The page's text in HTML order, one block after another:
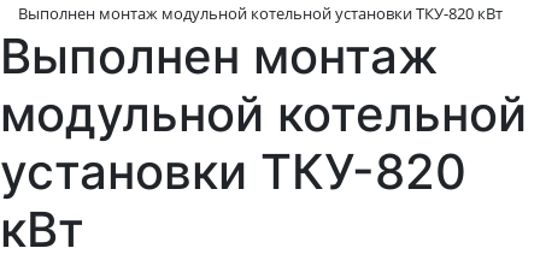
Выполнен монтаж модульной котельной установки ТКУ-820 кВт
Выполнен монтаж
модульной котельной
установки ТКУ-820
кВт